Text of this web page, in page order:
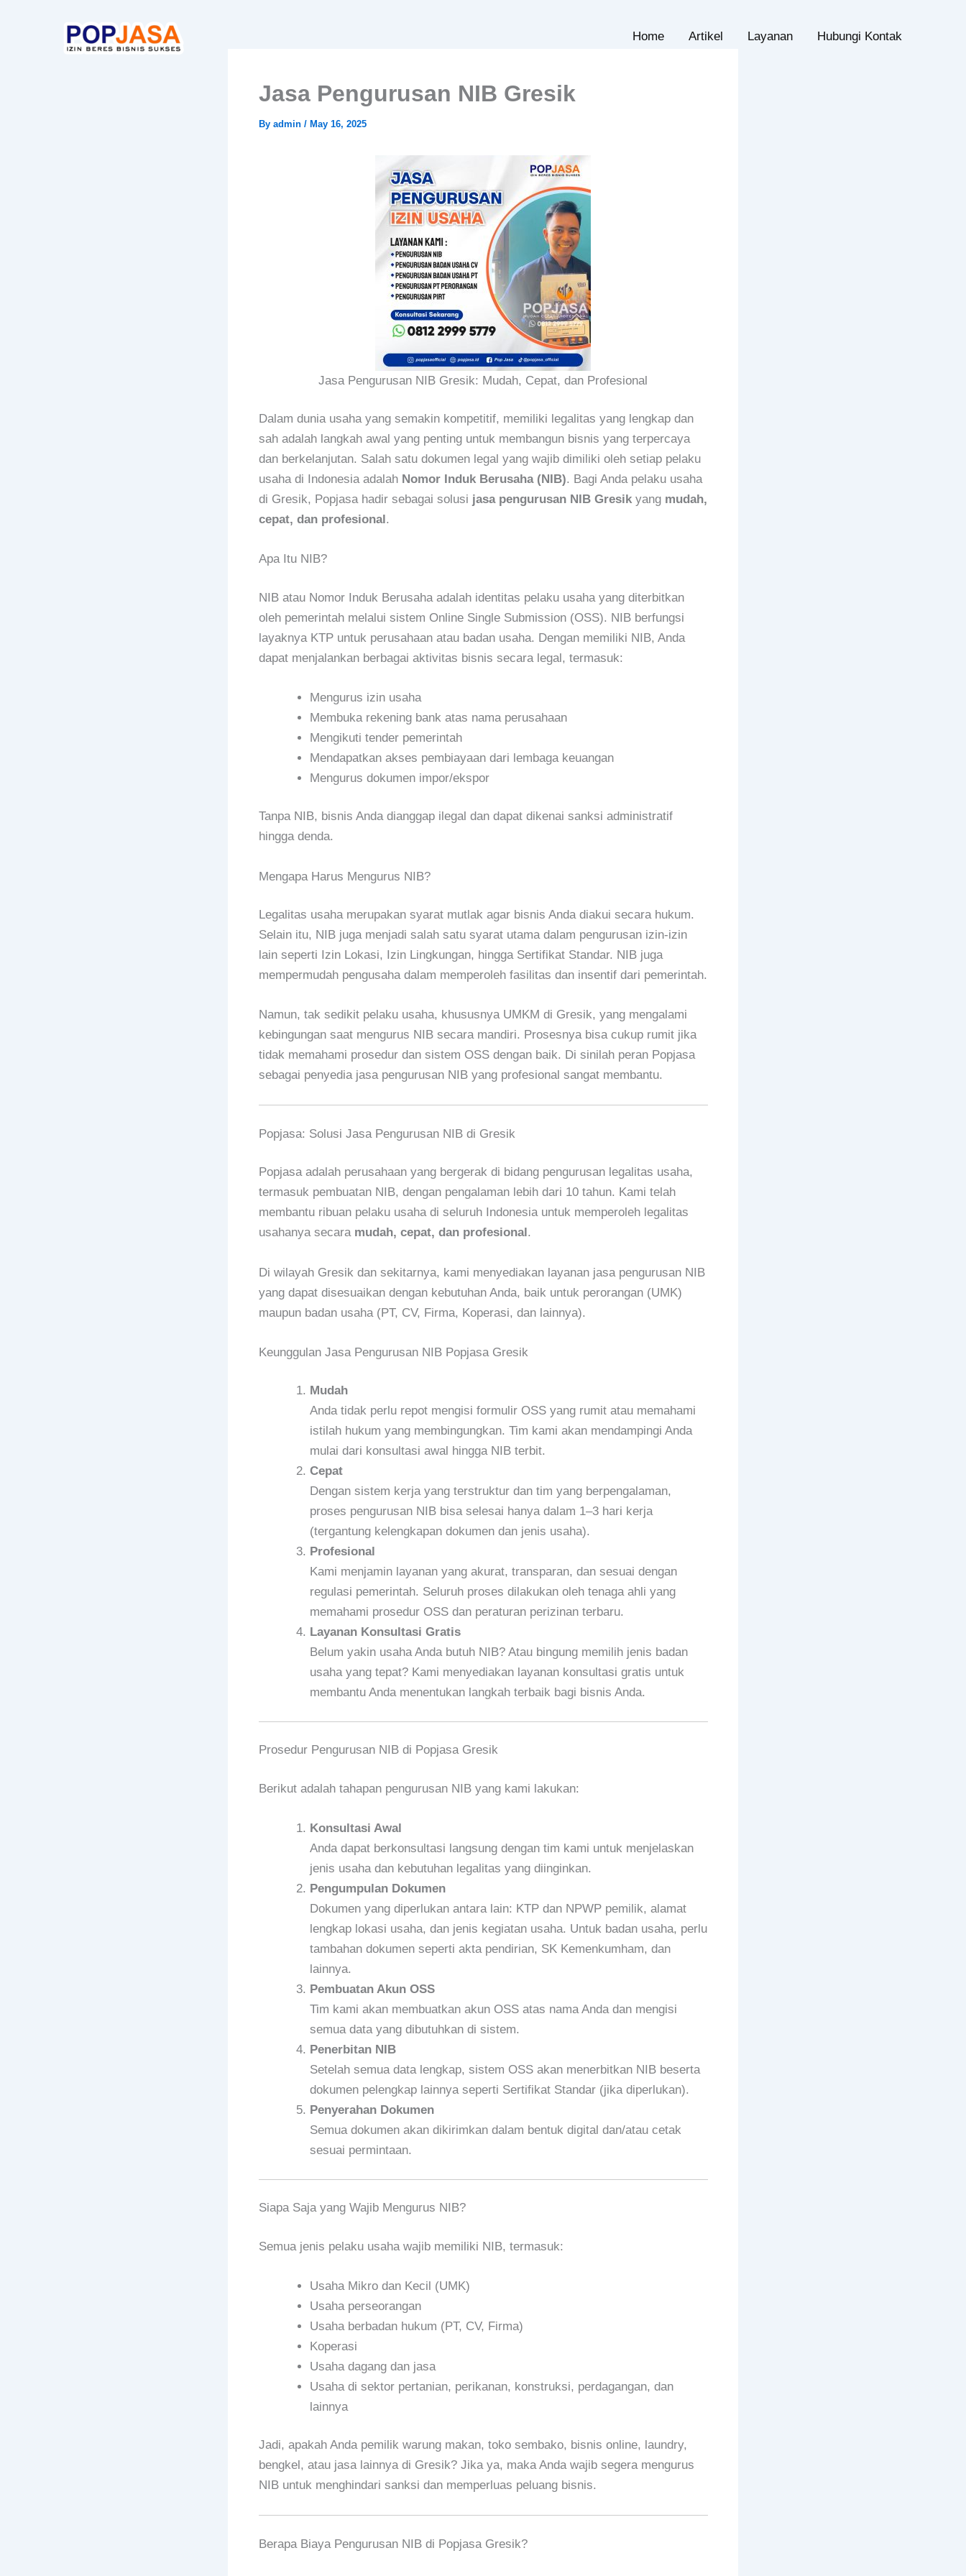
Home Artikel Layanan Hubungi Kontak
Jasa Pengurusan NIB Gresik
By admin / May 16, 2025
Jasa Pengurusan NIB Gresik: Mudah, Cepat, dan Profesional
Dalam dunia usaha yang semakin kompetitif, memiliki legalitas yang lengkap dan
sah adalah langkah awal yang penting untuk membangun bisnis yang terpercaya
dan berkelanjutan. Salah satu dokumen legal yang wajib dimiliki oleh setiap pelaku
usaha di Indonesia adalah Nomor Induk Berusaha (NIB). Bagi Anda pelaku usaha
di Gresik, Popjasa hadir sebagai solusi jasa pengurusan NIB Gresikyang mudah,
cepat, dan profesional.
Apa Itu NIB?
NIB atau Nomor Induk Berusaha adalah identitas pelaku usaha yang diterbitkan
oleh pemerintah melalui sistem Online Single Submission (OSS). NIB berfungsi
layaknya KTP untuk perusahaan atau badan usaha. Dengan memiliki NIB, Anda
dapat menjalankan berbagai aktivitas bisnis secara legal, termasuk:
Mengurus izin usaha
Membuka rekening bank atas nama perusahaan
Mengikuti tender pemerintah
Mendapatkan akses pembiayaan dari lembaga keuangan
Mengurus dokumen impor/ekspor
Tanpa NIB, bisnis Anda dianggap ilegal dan dapat dikenai sanksi administratif
hingga denda.
Mengapa Harus Mengurus NIB?
Legalitas usaha merupakan syarat mutlak agar bisnis Anda diakui secara hukum.
Selain itu, NIB juga menjadi salah satu syarat utama dalam pengurusan izin-izin
lain seperti Izin Lokasi, Izin Lingkungan, hingga Sertifikat Standar. NIB juga
mempermudah pengusaha dalam memperoleh fasilitas dan insentif dari pemerintah.
Namun, tak sedikit pelaku usaha, khususnya UMKM di Gresik, yang mengalami
kebingungan saat mengurus NIB secara mandiri. Prosesnya bisa cukup rumit jika
tidak memahami prosedur dan sistem OSS dengan baik. Di sinilah peran Popjasa
sebagai penyedia jasa pengurusan NIB yang profesional sangat membantu.
Popjasa: Solusi Jasa Pengurusan NIB di Gresik
Popjasa adalah perusahaan yang bergerak di bidang pengurusan legalitas usaha,
termasuk pembuatan NIB, dengan pengalaman lebih dari 10 tahun. Kami telah
membantu ribuan pelaku usaha di seluruh Indonesia untuk memperoleh legalitas
usahanya secara mudah, cepat, dan profesional .
Di wilayah Gresik dan sekitarnya, kami menyediakan layanan jasa pengurusan NIB
yang dapat disesuaikan dengan kebutuhan Anda, baik untuk perorangan (UMK)
maupun badan usaha (PT, CV, Firma, Koperasi, dan lainnya).
Keunggulan Jasa Pengurusan NIB Popjasa Gresik
Mudah
Anda tidak perlu repot mengisi formulir OSS yang rumit atau memahami
istilah hukum yang membingungkan. Tim kami akan mendampingi Anda
mulai dari konsultasi awal hingga NIB terbit.
Cepat
Dengan sistem kerja yang terstruktur dan tim yang berpengalaman,
proses pengurusan NIB bisa selesai hanya dalam 1–3 hari kerja
(tergantung kelengkapan dokumen dan jenis usaha).
Profesional
Kami menjamin layanan yang akurat, transparan, dan sesuai dengan
regulasi pemerintah. Seluruh proses dilakukan oleh tenaga ahli yang
memahami prosedur OSS dan peraturan perizinan terbaru.
Layanan Konsultasi Gratis
Belum yakin usaha Anda butuh NIB? Atau bingung memilih jenis badan
usaha yang tepat? Kami menyediakan layanan konsultasi gratis untuk
membantu Anda menentukan langkah terbaik bagi bisnis Anda.
Prosedur Pengurusan NIB di Popjasa Gresik
Berikut adalah tahapan pengurusan NIB yang kami lakukan:
Konsultasi Awal
Anda dapat berkonsultasi langsung dengan tim kami untuk menjelaskan
jenis usaha dan kebutuhan legalitas yang diinginkan.
Pengumpulan Dokumen
Dokumen yang diperlukan antara lain: KTP dan NPWP pemilik, alamat
lengkap lokasi usaha, dan jenis kegiatan usaha. Untuk badan usaha, perlu
tambahan dokumen seperti akta pendirian, SK Kemenkumham, dan
lainnya.
Pembuatan Akun OSS
Tim kami akan membuatkan akun OSS atas nama Anda dan mengisi
semua data yang dibutuhkan di sistem.
Penerbitan NIB
Setelah semua data lengkap, sistem OSS akan menerbitkan NIB beserta
dokumen pelengkap lainnya seperti Sertifikat Standar (jika diperlukan).
Penyerahan Dokumen
Semua dokumen akan dikirimkan dalam bentuk digital dan/atau cetak
sesuai permintaan.
Siapa Saja yang Wajib Mengurus NIB?
Semua jenis pelaku usaha wajib memiliki NIB, termasuk:
Usaha Mikro dan Kecil (UMK)
Usaha perseorangan
Usaha berbadan hukum (PT, CV, Firma)
Koperasi
Usaha dagang dan jasa
Usaha di sektor pertanian, perikanan, konstruksi, perdagangan, dan
lainnya
Jadi, apakah Anda pemilik warung makan, toko sembako, bisnis online, laundry,
bengkel, atau jasa lainnya di Gresik? Jika ya, maka Anda wajib segera mengurus
NIB untuk menghindari sanksi dan memperluas peluang bisnis.
Berapa Biaya Pengurusan NIB di Popjasa Gresik?